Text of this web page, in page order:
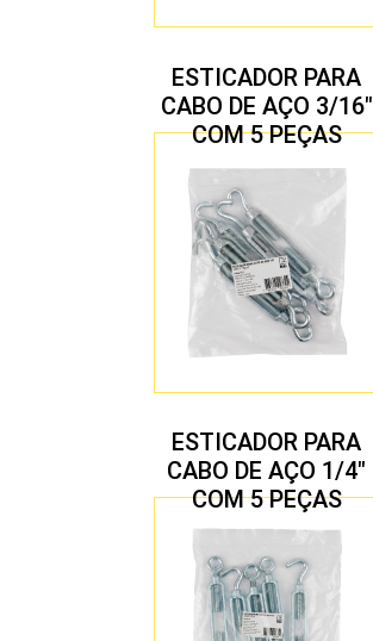
ESTICADOR PARA
CABO DE AÇO 3/16″
COM 5 PEÇAS
ESTICADOR PARA
CABO DE AÇO 1/4″
COM 5 PEÇAS